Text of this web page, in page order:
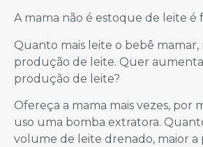
A mama não é estoque de leite é
Quanto mais leite o bebê mamar,
produção de leite. Quer
produção de leite?
Ofereça a mama mais vezes, por
uso uma bomba extratora.
volume de leite drenado, maior a